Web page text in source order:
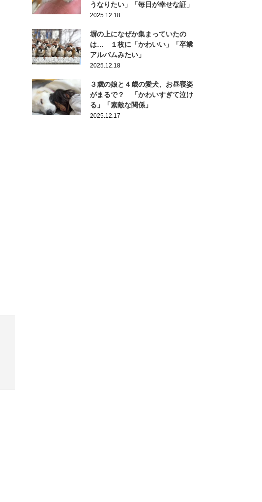
うなりたい」「毎日が幸せな証」
2025.12.18
塀の上になぜか集まっていたの
は… １枚に「かわいい」「卒業
アルバムみたい」
2025.12.18
３歳の娘と４歳の愛犬、お昼寝姿
がまるで？ 「かわいすぎて泣け
る」「素敵な関係」
2025.12.17